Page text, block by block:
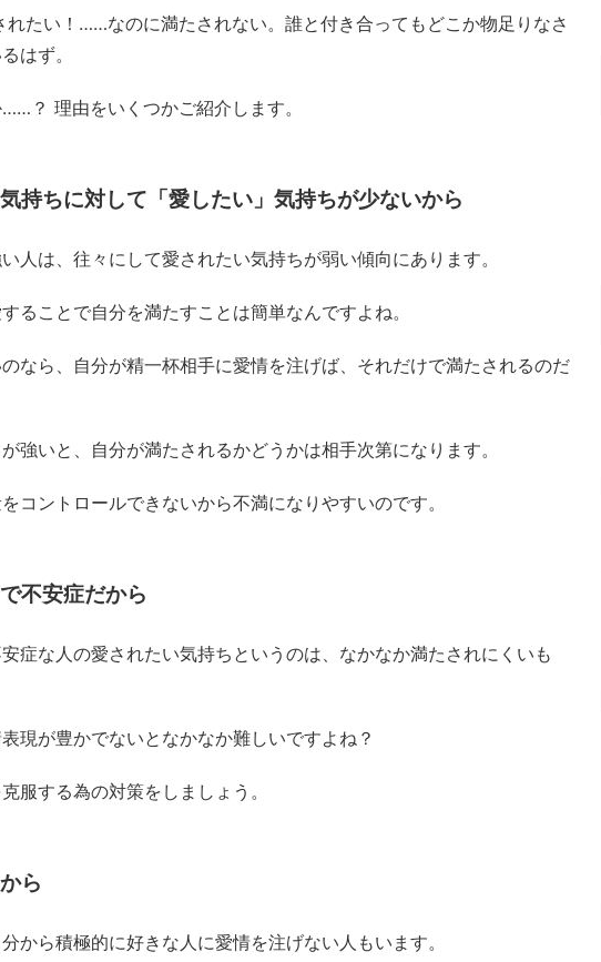
れたい！……なのに満たされない。誰と付き合ってもどこか物足りなさ
はず。
？ 理由をいくつかご紹介します。
気持ちに対して「愛したい」気持ちが少ないから
人は、往々にして愛されたい気持ちが弱い傾向にあります。
ることで自分を満たすことは簡単なんですよね。
なら、自分が精一杯相手に愛情を注げば、それだけで満たされるのだ
強いと、自分が満たされるかどうかは相手次第になります。
コントロールできないから不満になりやすいのです。
不安症だから
症な人の愛されたい気持ちというのは、なかなか満たされにくいも
現が豊かでないとなかなか難しいですよね？
服する為の対策をしましょう。
ら
から積極的に好きな人に愛情を注げない人もいます。